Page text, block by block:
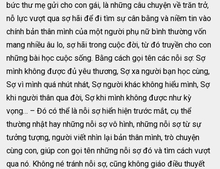
bức thư mẹ gửi cho con gái, là những câu chuyện về trăn trở,
nỗ lực vượt qua sợ hãi để đi tìm sự cân bằng và niềm tin vào
chính bản thân mình của một người phụ nữ bình thường vốn
mang nhiều âu lo, sợ hãi trong cuộc đời, từ đó truyền cho con
những bài học cuộc sống. Bằng cách gọi tên các nỗi sợ: Sợ
mình không được đủ yêu thương, Sợ xa người bạn học cùng,
Sợ vì mình quá nhút nhát, Sợ người khác không hiểu mình, Sợ
khi người thân qua đời, Sợ khi mình không được như kỳ
vọng… – Đó có thể là nỗi sợ hiển hiện trước mắt, cụ thể
thường nhật hay những nỗi sợ vô hình, những nỗi sợ từ sự
tưởng tượng, người viết nhìn lại bản thân mình, trò chuyện
cùng con, giúp con gọi tên những nỗi sợ đó và tìm cách vượt
qua nó. Không né tránh nỗi sợ, cũng không giáo điều thuyết